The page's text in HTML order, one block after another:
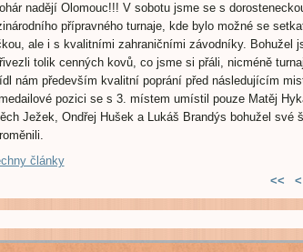
nadějí Olomouc!!! V sobotu jsme se s
přípravného turnaje, kde bylo možné se
ale i s kvalitními zahraničními závodníky. Bohužel
tolik cenných kovů, co jsme si přáli, nicméně
nám především kvalitní poprání před následujícím
pozici se s 3. místem umístil pouze Matěj
Ježek, Ondřej Hušek a Lukáš Brandýs bohužel své
články
<<
<